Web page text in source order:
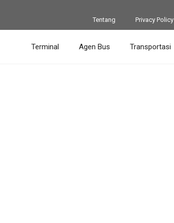
Tentang Privacy Policy
Terminal Agen Bus Transportasi